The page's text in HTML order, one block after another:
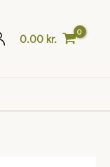
0.00kr.